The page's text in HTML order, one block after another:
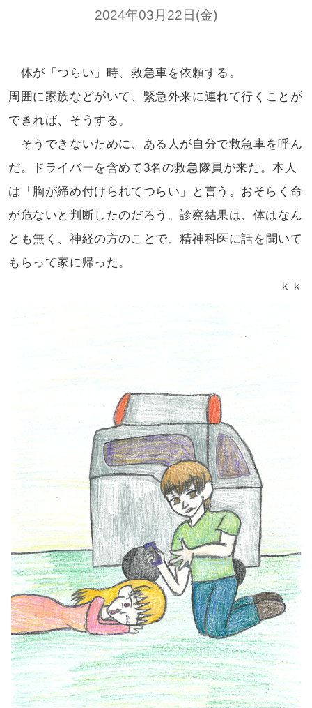
2024年03月22日(金)
体が「つらい」時、救急車を依頼する。
周囲に家族などがいて、緊急外来に連れて行くことが
できれば、そうする。
そうできないために、ある人が自分で救急車を呼ん
だ。ドライバーを含めて3名の救急隊員が来た。本人
は「胸が締め付けられてつらい」と言う。おそらく命
が危ないと判断したのだろう。診察結果は、体はなん
とも無く、 神経の方のことで、精神科医に話を聞いて
もらって家に帰った。
ｋｋ